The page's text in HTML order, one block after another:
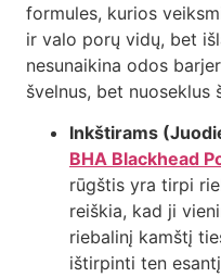
formules, kurios
ir valo porų vidų, bet
nesunaikina odos
švelnus, bet nuoseklus
Inkštirams
BHA Blackhead
rūgštis yra tirpi
reiškia, kad ji
riebalinį kamštį
ištirpinti ten